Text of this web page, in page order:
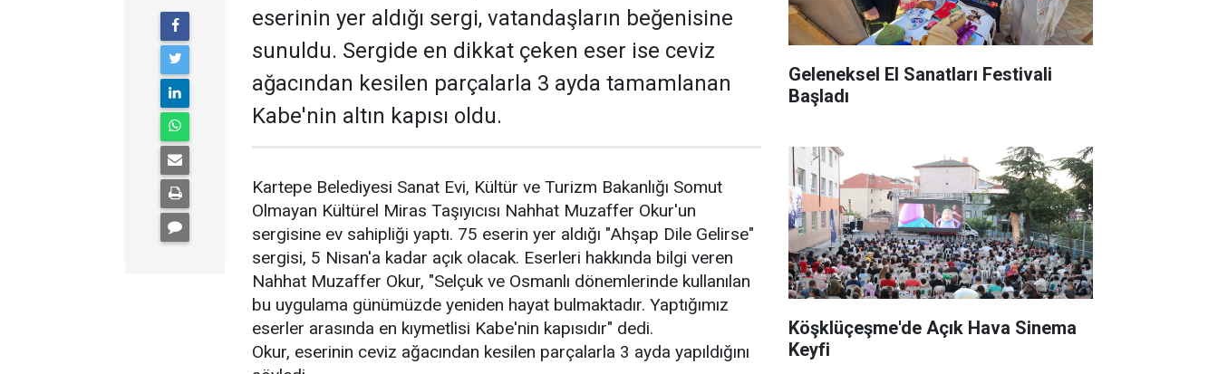
eserinin yer aldığı sergi, vatandaşların beğenisine
sunuldu. Sergide en dikkat çeken eser ise ceviz
ağacından kesilen parçalarla 3 ayda tamamlanan
Kabe'nin altın kapısı oldu.
Kartepe Belediyesi Sanat Evi, Kültür ve Turizm Bakanlığı Somut
Olmayan Kültürel Miras Taşıyıcısı Nahhat Muzaffer Okur'un
sergisine ev sahipliği yaptı. 75 eserin yer aldığı "Ahşap Dile Gelirse"
sergisi, 5 Nisan'a kadar açık olacak. Eserleri hakkında bilgi veren
Nahhat Muzaffer Okur, "Selçuk ve Osmanlı dönemlerinde kullanılan
bu uygulama günümüzde yeniden hayat bulmaktadır. Yaptığımız
eserler arasında en kıymetlisi Kabe'nin kapısıdır" dedi.
Okur, eserinin ceviz ağacından kesilen parçalarla 3 ayda yapıldığını
Geleneksel El Sanatları Festivali
Başladı
Köşklüçeşme'de Açık Hava Sinema
Keyfi